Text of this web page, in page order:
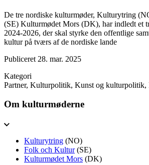
De tre nordiske kulturmøder, Kulturytring
(SE) Kulturmødet Mors (DK), har indledt et
2024-2026, der skal styrke den offentlige
kultur på tværs af de nordiske lande
Publiceret 28. mar. 2025
Kategori
Partner, Kulturpolitik, Kunst og
Om kulturmøderne
Kulturytring (NO)
Folk och Kultur(SE)
Kulturmødet Mors (DK)